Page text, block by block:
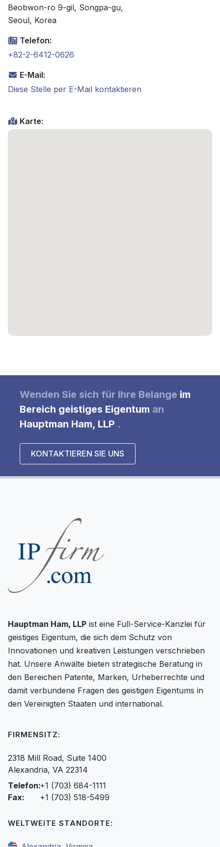
Beobwon-ro 9-gil, Songpa-gu,
Seoul, Korea
Telefon:
+82-2-6412-0626
E-Mail:
Diese Stelle per E-Mail kontaktieren
Karte:
Wenden Sie sich für Ihre Belange im
Bereich geistiges Eigentum an
Hauptman Ham, LLP .
KONTAKTIEREN SIE UNS
Hauptman Ham, LLP ist eine Full-Service-Kanzlei für
geistiges Eigentum, die sich dem Schutz von
Innovationen und kreativen Leistungen verschrieben
hat. Unsere Anwälte bieten strategische Beratung in
den Bereichen Patente, Marken, Urheberrechte und
damit verbundene Fragen des geistigen Eigentums in
den Vereinigten Staaten und international.
FIRMENSITZ:
2318 Mill Road, Suite 1400
Alexandria, VA 22314
Telefon:+1 (703) 684-1111
Fax:
+1 (703) 518-5499
WELTWEITE STANDORTE: